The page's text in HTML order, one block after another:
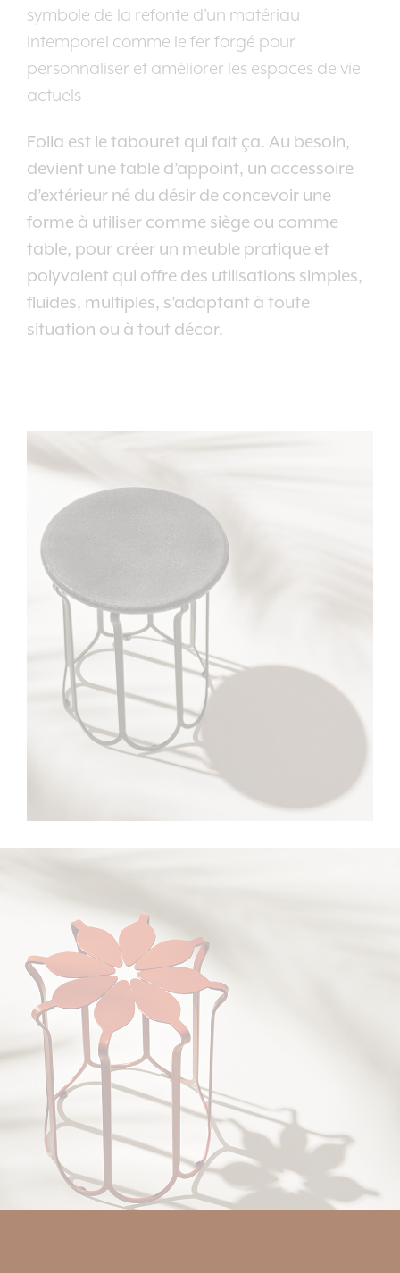
symbole de la refonte d’un matériau
intemporel comme le fer forgé pour
personnaliser et améliorer les espaces de vie
actuels
Folia est le tabouret qui fait ça. Au besoin,
devient une table d’appoint, un accessoire
d’extérieur né du désir de concevoir une
forme à utiliser comme siège ou comme
table, pour créer un meuble pratique et
polyvalent qui offre des utilisations simples,
fluides, multiples, s’adaptant à toute
situation ou à tout décor.